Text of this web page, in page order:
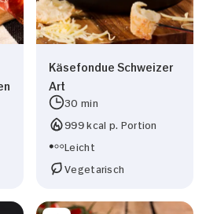
Käsefondue Schweizer
Art
30 min
999 kcal p. Portion
Leicht
Vegetarisch